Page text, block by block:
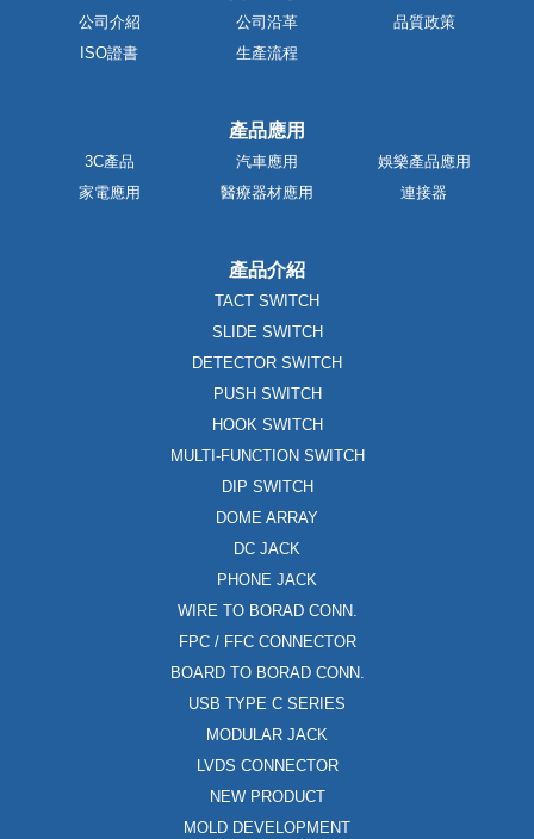
公司介紹 公司沿革
品質政策
ISO證書
生產流程
產品應用
3C產品 汽車應用
娛樂產品應用
家電應用
醫療器材應用 連接器
產品介紹
TACT SWITCH
SLIDE SWITCH
DETECTOR SWITCH
PUSH SWITCH
HOOK SWITCH
MULTI-FUNCTION SWITCH
DIP SWITCH
DOME ARRAY
DC JACK
PHONE JACK
WIRE TO BORAD CONN.
FPC / FFC CONNECTOR
BOARD TO BORAD CONN.
USB TYPE C SERIES
MODULAR JACK
LVDS CONNECTOR
NEW PRODUCT
MOLD DEVELOPMENT